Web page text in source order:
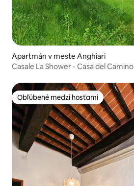
Apartmán v meste Anghiari
Casale La Shower - Casa del Camino
Obľúbené medzi hosťami
Obľúbené medzi hosťami